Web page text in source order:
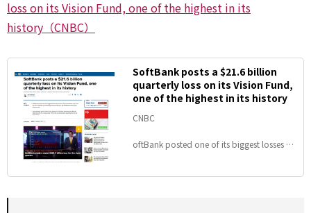
loss on its Vision Fund, one of the highest in its
history（CNBC）
SoftBank posts a $21.6 billion
quarterly loss on its Vision Fund,
one of the highest in its history
CNBC
oftBank posted one of its biggest losses at